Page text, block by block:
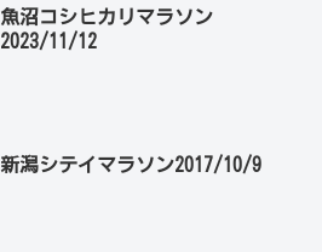
魚沼コシヒカリマラソン
2023/11/12
新潟シテイマラソン2017/10/9